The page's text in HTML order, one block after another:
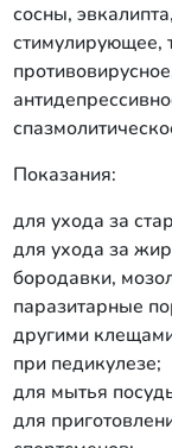
сосны,
стимулирующее,
Показания:
для ухода за
для ухода за
бородавки,
паразитарные
другими
при педикулезе;
для мытья
для